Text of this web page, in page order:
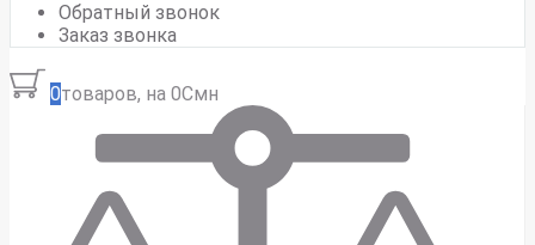
Обратный звонок
Заказ звонка
0товаров, на 0Смн